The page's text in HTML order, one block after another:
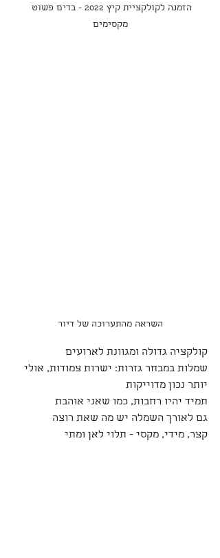
הזמנה לקולקציית קיץ 2022 - בדים פשוט
מקסימים
השראה מהתערוכה של דיור
קולקציה גדולה ומגוונת לארועים
שמלות במבחר גזרות: ישרות צמודות, אולי
יותר נכון מדוייקות
תמיד יהיו רחבות, כמו שאני אוהבת
גם לאורך השמלה יש מה שאת רוצה
קצר, מידי, מקסי - תלוי לאן ומתי